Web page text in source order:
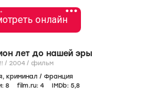
•••
онлайн
лет до нашей эры
RRRrrrr!!! / 2004 / фильм
, криминал / Франция
8 film.ru: 4 IMDb: 5,8